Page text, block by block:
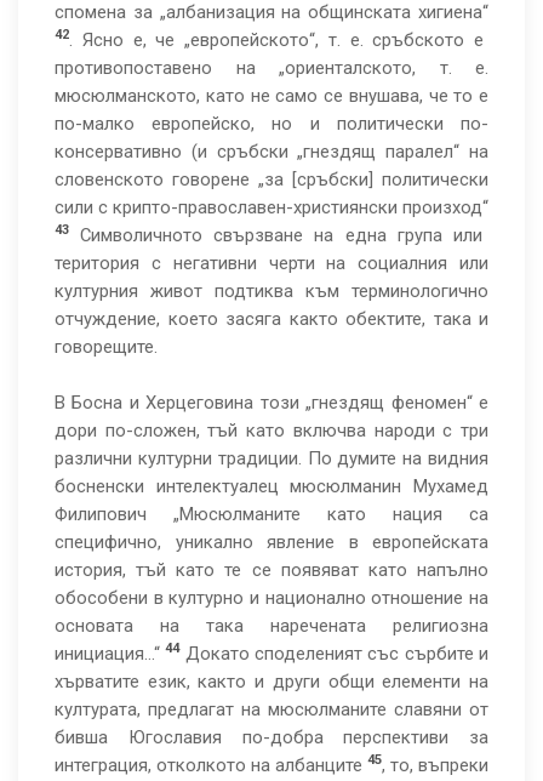
спомена за „албанизация на общинската хигиена“
42. Ясно е, че „европейското“, т. е. сръбското е
противопоставено на „ориенталското, т. е.
мюсюлманското, като не само се внушава, че то е
по-малко европейско, но и политически по-
консервативно (и сръбски „гнездящ паралел“ на
словенското говорене „за [сръбски] политически
сили с крипто-православен-християнски произход“
43
Символичното свързване на една група или
територия с негативни черти на социалния или
културния живот подтиква към терминологично
отчуждение, което засяга както обектите, така и
говорещите.
В Босна и Херцеговина този „гнездящ феномен“ е
дори по-сложен, тъй като включва народи с три
различни културни традиции. По думите на видния
босненски интелектуалец мюсюлманин Мухамед
Филипович „Мюсюлманите като нация са
специфично, уникално явление в европейската
история, тъй като те се появяват като напълно
обособени в културно и национално отношение на
основата на така наречената религиозна
инициация…“ 44Докато споделеният със сърбите и
хърватите език, както и други общи елементи на
културата, предлагат на мюсюлманите славяни от
бивша Югославия по-добра перспективи за
интеграция, отколкото на албанците 45, то, въпреки